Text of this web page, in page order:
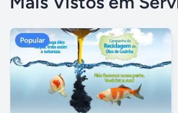
Popular